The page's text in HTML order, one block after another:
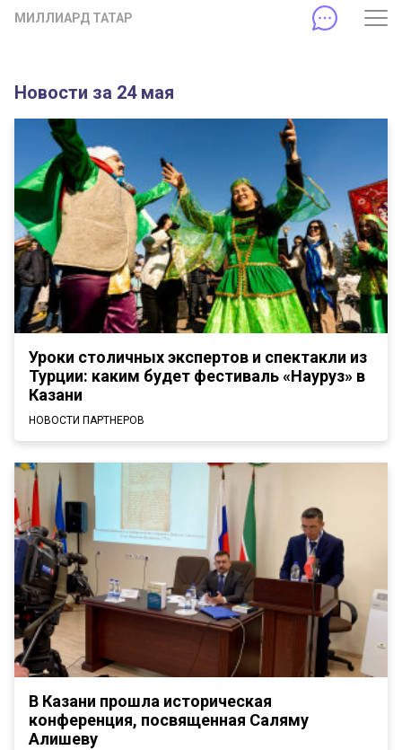
МИЛЛИАРД ТАТАР
Новости за 24 мая
Уроки столичных экспертов и спектакли из
Турции: каким будет фестиваль «Науруз» в
Казани
НОВОСТИ ПАРТНЕРОВ
В Казани прошла историческая
конференция, посвященная Саляму
Алишеву